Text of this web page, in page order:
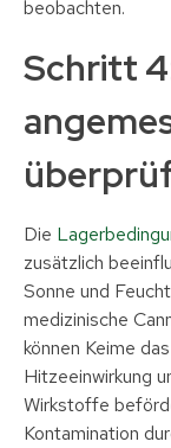
beobachten.
Schritt
Die
zusätzlich
Sonne und
medizinische
können Keime
Hitzeeinwirkung
Wirkstoffe
Kontamination